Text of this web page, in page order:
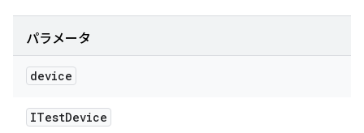
パラメータ
device
ITestDevice